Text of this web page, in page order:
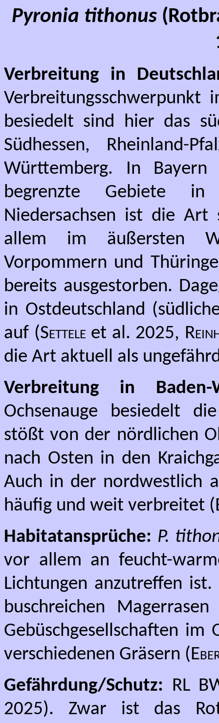
Pyronia tithonus
Verbreitung in
Verbreitungsschwerpunkt
besiedelt sind hier das
Südhessen, Rheinland-
Württemberg. In
begrenzte Gebiete in
Niedersachsen ist die
allem im äußersten
Vorpommern und
bereits ausgestorben.
in Ostdeutschland
auf (Settele et al. 2025,
die Art aktuell als
Verbreitung in Baden-
Ochsenauge besiedelt
stößt von der nördlichen
nach Osten in den
Auch in der nordwestlich
häufig und weit verbreitet (
Habitatansprüche: P.
vor allem an feucht-
Lichtungen anzutreffen
buschreichen
Gebüschgesellschaften
verschiedenen Gräsern (
Gefährdung/Schutz: RL
2025). Zwar ist das